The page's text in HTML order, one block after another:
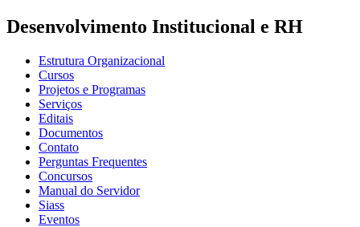
Desenvolvimento Institucional e RH
Estrutura Organizacional
Cursos
Projetos e Programas
Serviços
Editais
Documentos
Contato
Perguntas Frequentes
Concursos
Manual do Servidor
Siass
Eventos